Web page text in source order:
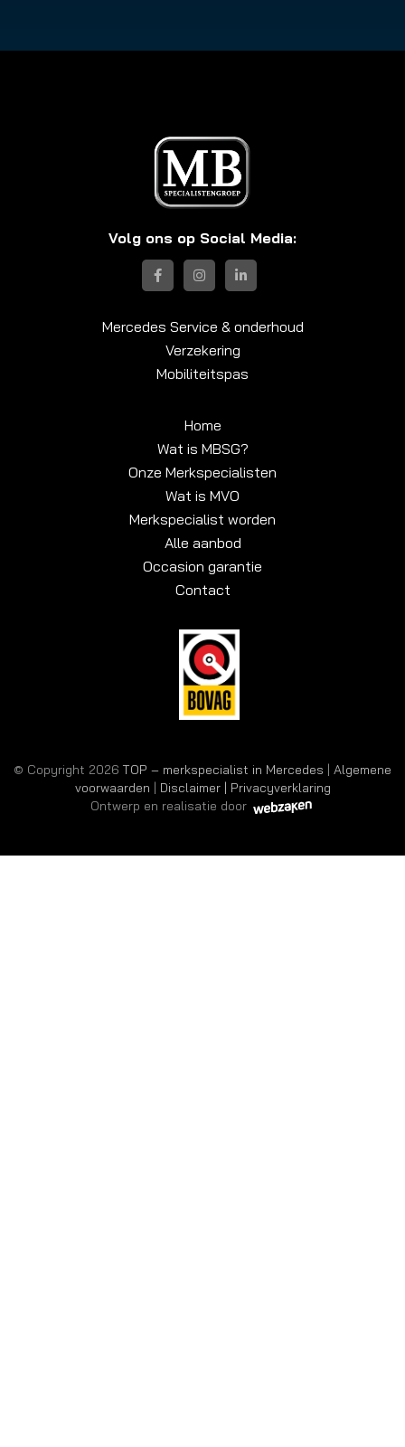
Volg ons op Social Media:
Mercedes Service & onderhoud
Verzekering
Mobiliteitspas
Home
Wat is MBSG?
Onze Merkspecialisten
Wat is MVO
Merkspecialist worden
Alle aanbod
Occasion garantie
Contact
© Copyright 2026 TOP – merkspecialist in Mercedes | Algemene
voorwaarden | Disclaimer | Privacyverklaring
Ontwerp en realisatie door